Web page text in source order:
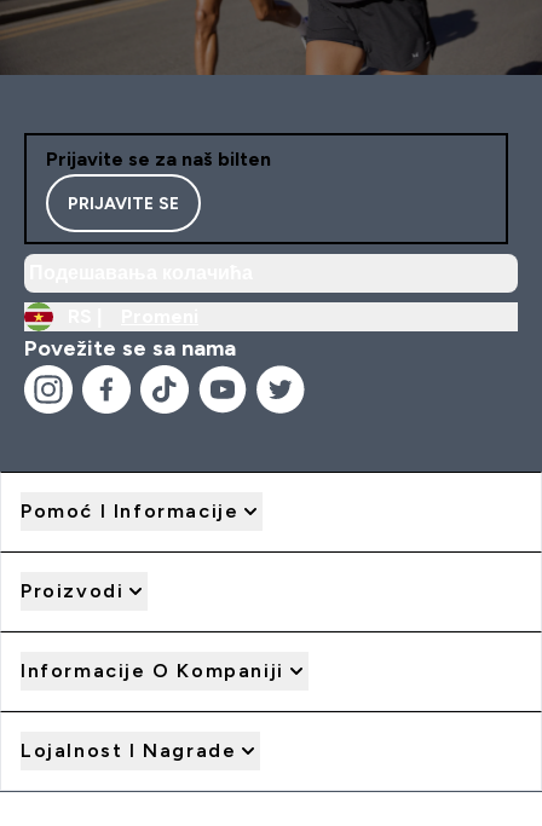
Prijavite se za naš bilten
PRIJAVITE SE
Povežite se sa nama
Pomoć I Informacije
Proizvodi
Informacije O Kompaniji
Lojalnost I Nagrade